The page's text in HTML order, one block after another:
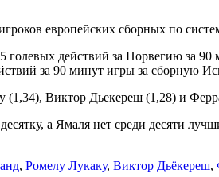
европейских сборных по
голевых действий за Норвегию за
за 90 минут игры за сборную
(1,34), Виктор Дьекереш (1,28) и
а Ямаля нет среди десяти
, Ромелу Лукаку, Виктор Дьёкереш,